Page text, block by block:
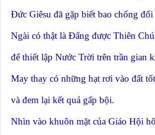
Ðức Giêsu đã gặp biết bao chống đối
Ngài có thật là Ðấng được Thiên
để thiết lập Nước Trời trên trần gian
May thay có những hạt rơi vào đất
và đem lại kết quả gấp bội.
Nhìn vào khuôn mặt của Giáo Hội